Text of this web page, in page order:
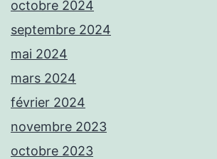
octobre 2024
septembre 2024
mai 2024
mars 2024
février 2024
novembre 2023
octobre 2023